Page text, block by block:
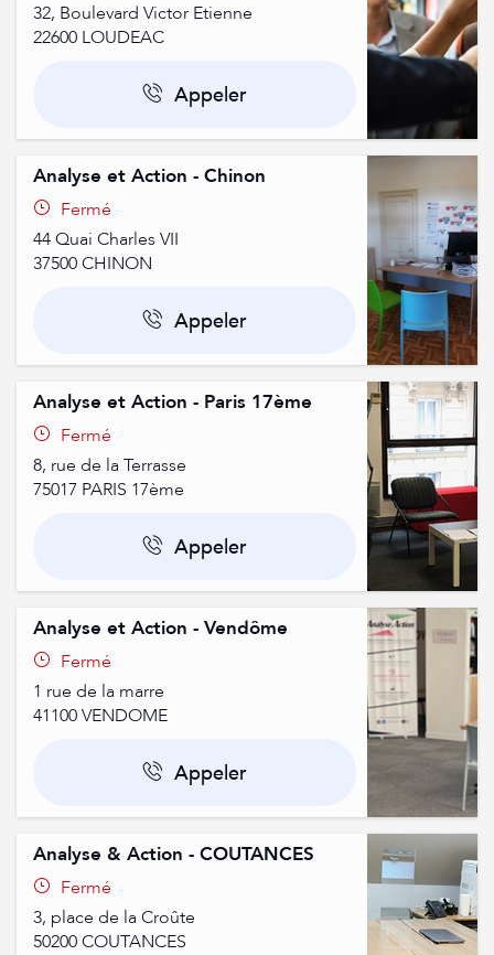
32, Boulevard Victor Etienne
22600 LOUDEAC
Appeler
Analyse et Action - Chinon
Fermé
44 Quai Charles VII
37500CHINON
Appeler
Analyse et Action - Paris 17ème
Fermé
8, rue de la Terrasse
75017 PARIS 17ème
Appeler
Analyse et Action - Vendôme
Fermé
1 rue de la marre
41100VENDOME
Appeler
Analyse & Action - COUTANCES
Fermé
3, place de la Croûte
50200COUTANCES